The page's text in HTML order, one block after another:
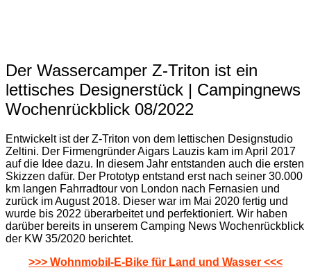
Der Wassercamper Z-Triton ist ein
lettisches Designerstück | Campingnews
Wochenrückblick 08/2022
Entwickelt ist der Z-Triton von dem lettischen Designstudio
Zeltini. Der Firmengründer Aigars Lauzis kam im April 2017
auf die Idee dazu. In diesem Jahr entstanden auch die ersten
Skizzen dafür. Der Prototyp entstand erst nach seiner 30.000
km langen Fahrradtour von London nach Fernasien und
zurück im August 2018. Dieser war im Mai 2020 fertig und
wurde bis 2022 überarbeitet und perfektioniert. Wir haben
darüber bereits in unserem Camping News Wochenrückblick
der KW 35/2020 berichtet.
>>> Wohnmobil-E-Bike für Land und Wasser <<<